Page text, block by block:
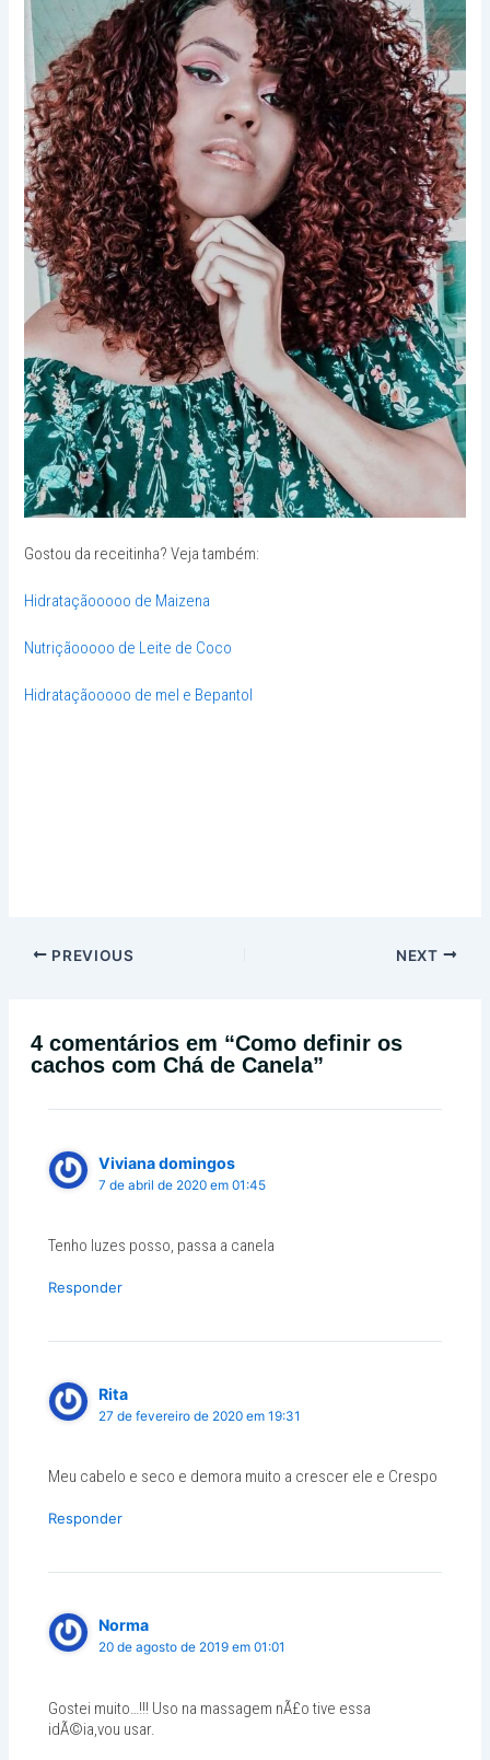
Gostou da receitinha? Veja também:
Hidrataçãooooo de Maizena
Nutriçãooooo de Leite de Coco
Hidrataçãooooo de mel e Bepantol
PREVIOUS NEXT
4 comentários em “Como definir os
cachos com Chá de Canela”
Viviana domingos
7 de abril de 2020 em 01:45
Tenho luzes posso, passa a canela
Responder
Rita
27 de fevereiro de 2020 em 19:31
Meu cabelo e seco e demora muito a crescer ele e Crespo
Responder
Norma
20 de agosto de 2019 em 01:01
Gostei muito…!!! Uso na massagem nÃ£o tive essa
idÃ©ia,vou usar.